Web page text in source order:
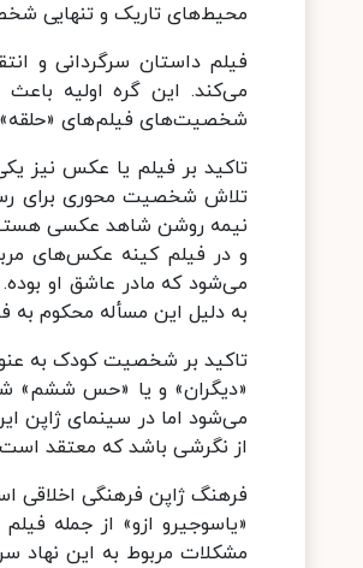
محیط‌های تاریک و تنهایی
فیلم داستان سرگردانی و
می‌کند. این گره اولیه
شخصیت‌های فیلم‌های «حلقه»
تاکید بر فیلم یا عکس نیز
تلاش شخصیت محوری برای
نیمه روشن شاهد عکسی
و در فیلم کینه عکس‌های
می‌شود که مادر عاشق او
به دلیل این مسأله محکوم به
تاکید بر شخصیت کودک به
«دیگران» و یا «حس ششم»
می‌شود اما در سینمای ژاپن
از نگرشی باشد که معتقد
فرهنگ ژاپن فرهنگی اخلاقی
«یاسوجیرو ازو» از جمله
مشکلات مربوط به این نهاد